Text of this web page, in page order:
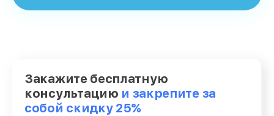
Закажите бесплатную
консультацию и закрепите за
собой скидку 25%